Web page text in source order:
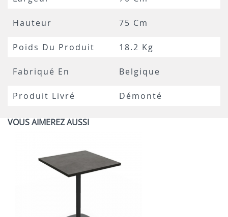
Hauteur 75 Cm
Poids Du Produit 18.2 Kg
Fabriqué En Belgique
Produit Livré Démonté
VOUS AIMEREZ AUSSI